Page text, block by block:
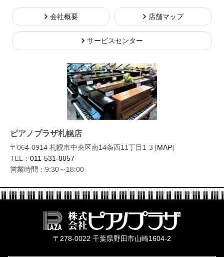
会社概要 店舗マップ
サービスセンター
ピアノプラザ札幌店
〒064-0914 札幌市中央区南14条西11丁目1-3 [MAP]
TEL： 011-531-8857
営業時間：9:30～18:00
〒278-0022 千葉県野田市山崎1604-2